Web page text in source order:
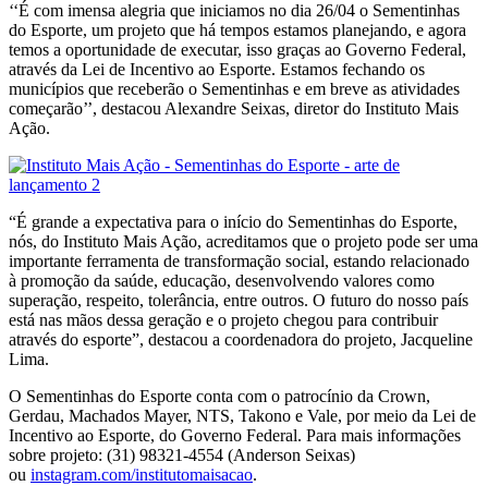
‘‘É com imensa alegria que iniciamos no dia 26/04 o Sementinhas
do Esporte, um projeto que há tempos estamos planejando, e agora
temos a oportunidade de executar, isso graças ao Governo Federal,
através da Lei de Incentivo ao Esporte. Estamos fechando os
municípios que receberão o Sementinhas e em breve as atividades
começarão’’, destacou Alexandre Seixas, diretor do Instituto Mais
Ação.
“É grande a expectativa para o início do Sementinhas do Esporte,
nós, do Instituto Mais Ação, acreditamos que o projeto pode ser uma
importante ferramenta de transformação social, estando relacionado
à promoção da saúde, educação, desenvolvendo valores como
superação, respeito, tolerância, entre outros. O futuro do nosso país
está nas mãos dessa geração e o projeto chegou para contribuir
através do esporte”, destacou a coordenadora do projeto, Jacqueline
Lima.
O Sementinhas do Esporte conta com o patrocínio da Crown,
Gerdau, Machados Mayer, NTS, Takono e Vale, por meio da Lei de
Incentivo ao Esporte, do Governo Federal. Para mais informações
sobre projeto: (31) 98321-4554 (Anderson Seixas)
ou instagram.com/institutomaisacao.